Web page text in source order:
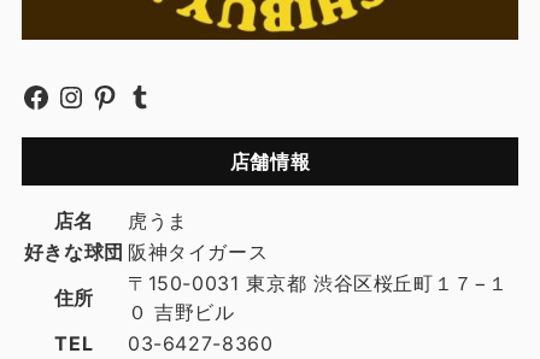
店舗情報
店名
虎うま
好きな球団 阪神タイガース
住所
〒150-0031 東京都 渋谷区桜丘町１７−１
０ 吉野ビル
TEL
03-6427-8360